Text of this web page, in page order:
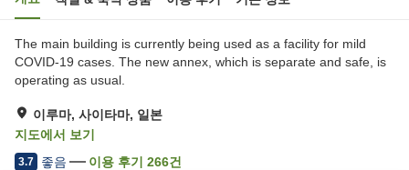
The main building is currently being used as a facility for mild
COVID-19 cases. The new annex, which is separate and safe, is
operating as usual.
이루마, 사이타마, 일본
지도에서 보기
3.7 좋음 이용 후기 266건